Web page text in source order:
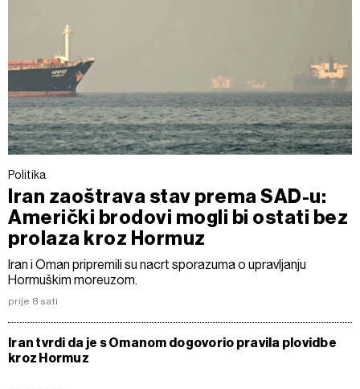
Politika
Iran zaoštrava stav prema SAD-u:
Američki brodovi mogli bi ostati bez
prolaza kroz Hormuz
Iran i Oman pripremili su nacrt sporazuma o upravljanju
Hormuškim moreuzom.
prije 8 sati
Iran tvrdi da je s Omanom dogovorio pravila plovidbe
kroz Hormuz